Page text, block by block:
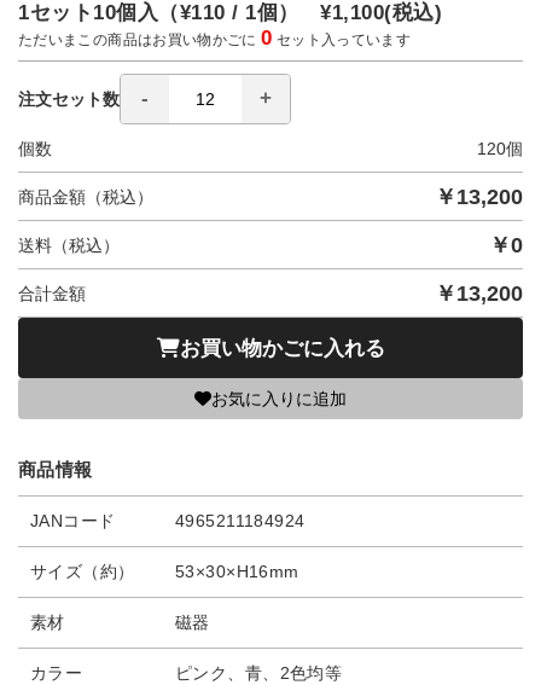
1セット10個入（¥110 / 1個）¥1,100(税込)
ただいまこの商品はお買い物かごに0 セット入っています
注文セット数
個数 120個
商品金額（税込） ￥ 13,200
送料（税込） ￥0
合計金額 ￥ 13,200
お買い物かごに入れる
お気に入りに追加
商品情報
JANコード 4965211184924
サイズ（約） 53×30×H16mm
素材 磁器
カラー ピンク、青、2色均等